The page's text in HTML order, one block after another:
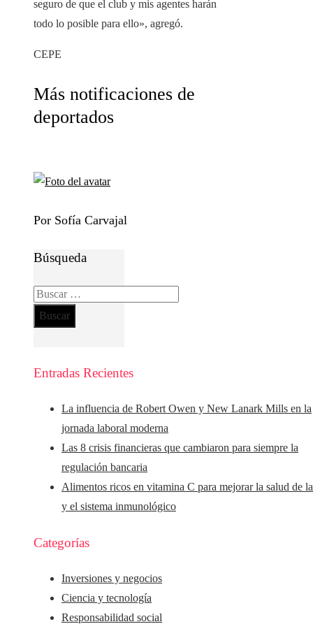
seguro de que el club y mis agentes harán
todo lo posible para ello», agregó.
CEPE
Más notificaciones de
deportados
Por Sofía Carvajal
Búsqueda
Buscar:
Entradas Recientes
La influencia de Robert Owen y New Lanark Mills en la
jornada laboral moderna
Las 8 crisis financieras que cambiaron para siempre la
regulación bancaria
Alimentos ricos en vitamina C para mejorar la salud de
y el sistema inmunológico
Categorías
Inversiones y negocios
Ciencia y tecnología
Responsabilidad social